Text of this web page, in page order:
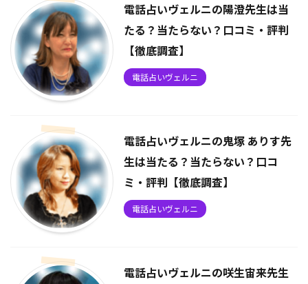
電話占いヴェルニの陽澄先生は当
たる？当たらない？口コミ・評判
【徹底調査】
電話占いヴェルニ
電話占いヴェルニの鬼塚 ありす先
生は当たる？当たらない？口コ
ミ・評判【徹底調査】
電話占いヴェルニ
電話占いヴェルニの咲生宙来先生